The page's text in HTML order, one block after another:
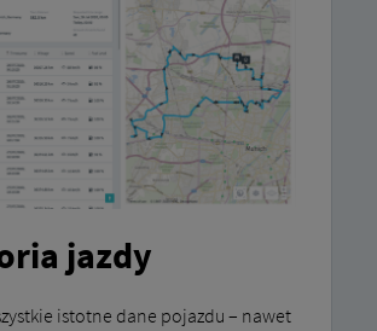
jazdy
istotne dane pojazdu – nawet